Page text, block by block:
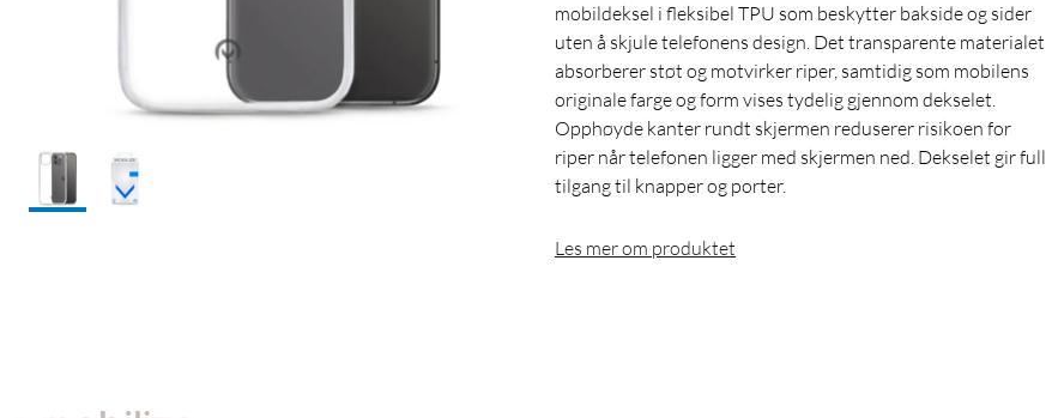
mobildeksel i fleksibel TPU som beskytter bakside og sider
uten å skjule telefonens design. Det transparente materialet
absorberer støt og motvirker riper, samtidig som mobilens
originale farge og form vises tydelig gjennom dekselet.
Opphøyde kanter rundt skjermen reduserer risikoen for
riper når telefonen ligger med skjermen ned. Dekselet gir full
tilgang til knapper og porter.
Les mer om produktet